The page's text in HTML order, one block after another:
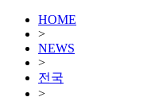
HOME
>
NEWS
>
전국
>